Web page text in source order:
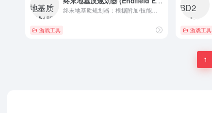
游戏工具 游戏工具
1